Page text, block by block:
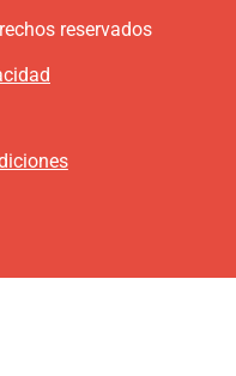
reservados